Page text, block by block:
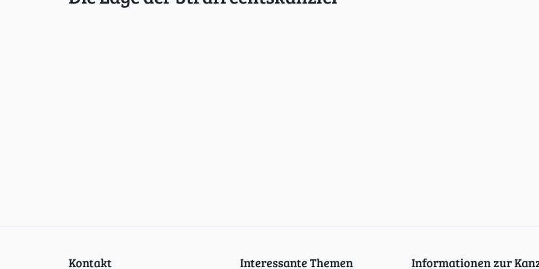
Kontakt Interessante Themen Informationen zur